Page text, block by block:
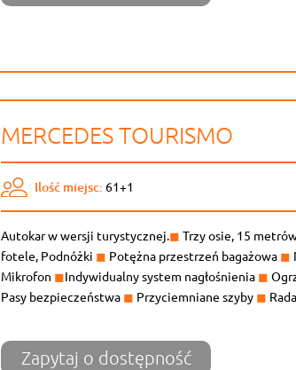
MERCEDES TOURISMO
Ilość miejsc: 61+1
Autokar w wersji turystycznej.◼ Trzy osie, 15
fotele, Podnóżki ◼ Potężna przestrzeń bagażowa ◼
Mikrofon ◼Indywidualny system nagłośnienia ◼
Pasy bezpieczeństwa ◼ Przyciemniane szyby ◼
Zapytaj o dostępność